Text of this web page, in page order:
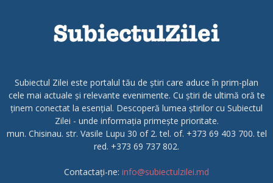
Subiectul Zilei este portalul tău de știri care aduce în prim-plan
cele mai actuale și relevante evenimente. Cu știri de ultimă oră te
ținem conectat la esențial. Descoperă lumea știrilor cu Subiectul
Zilei - unde informația primește prioritate.
mun. Chisinau. str. Vasile Lupu 30 of 2. tel. of. +373 69 403 700. tel
red. +373 69 737 802.
Contactați-ne: info@subiectulzilei.md